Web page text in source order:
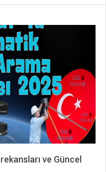
ve Güncel